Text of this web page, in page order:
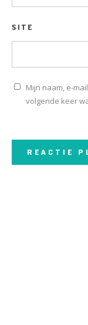
SITE
Mijn naam, e-
volgende keer